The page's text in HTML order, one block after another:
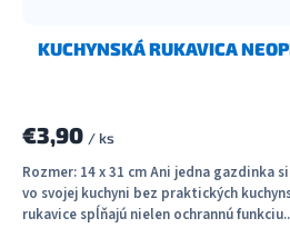
KUCHYNSKÁ RUKAVICA
€3,90 / ks
Rozmer: 14 x 31 cm Ani jedna gazdinka
vo svojej kuchyni bez praktických
rukavice spĺňajú nielen ochrannú